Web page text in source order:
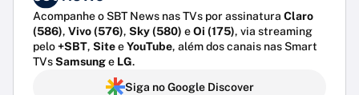
Acompanhe o SBT News nas TVs por assinatura Claro
(586), Vivo (576), Sky (580) eOi (175), via streaming
pelo+SBT, SiteeYouTube, além dos canais nas Smart
TVsSamsunge LG.
Siga no Google Discover